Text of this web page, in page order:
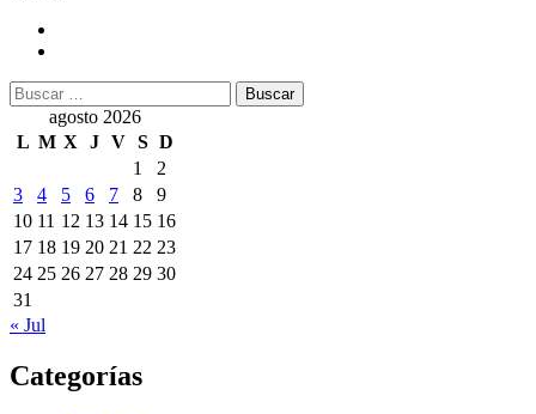
Buscar:
agosto 2026
L M X J V S D
1
2
3
4 5 6 7 8
9
10 11 12 13 14 15 16
17 18 19 20 21 22 23
24 25 26 27 28 29 30
31
« Jul
Categorías